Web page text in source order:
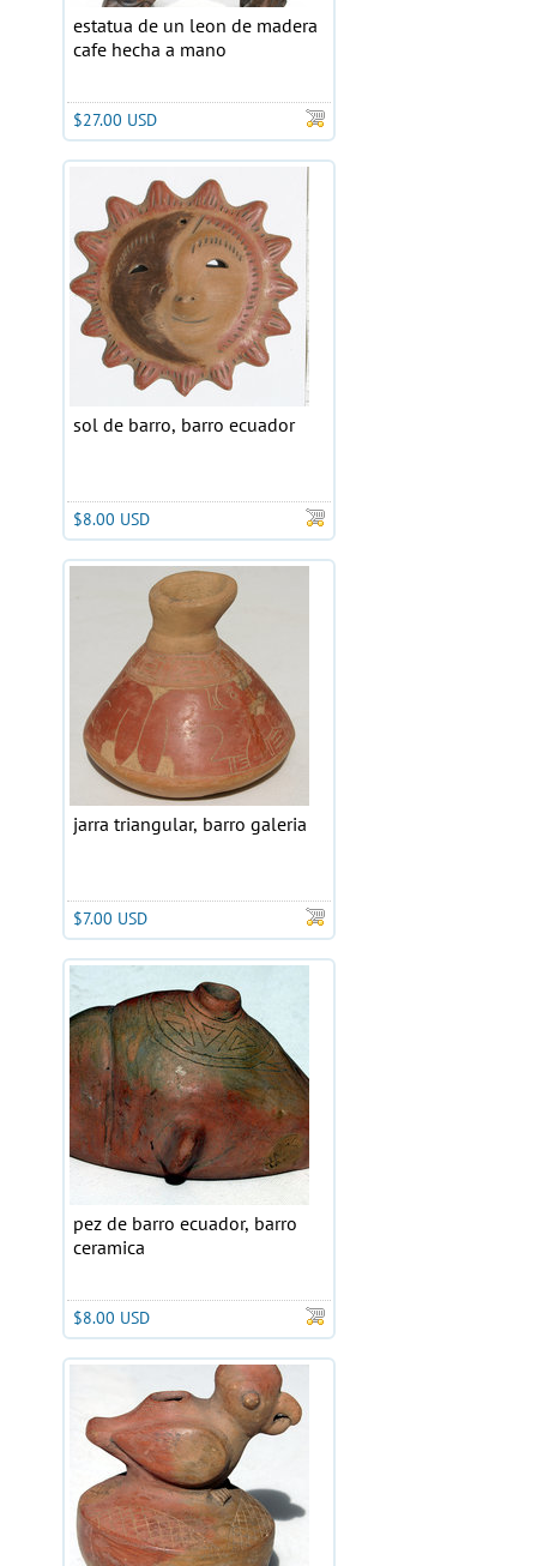
estatua de un leon de madera
cafe hecha a mano
$27.00 USD
sol de barro, barro ecuador
$8.00 USD
jarra triangular, barro galeria
$7.00 USD
pez de barro ecuador, barro
ceramica
$8.00 USD